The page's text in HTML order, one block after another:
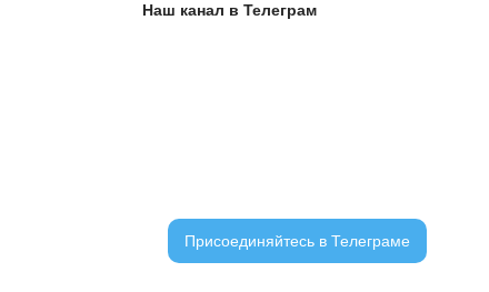
Наш канал в Телеграм
Присоединяйтесь в Телеграме